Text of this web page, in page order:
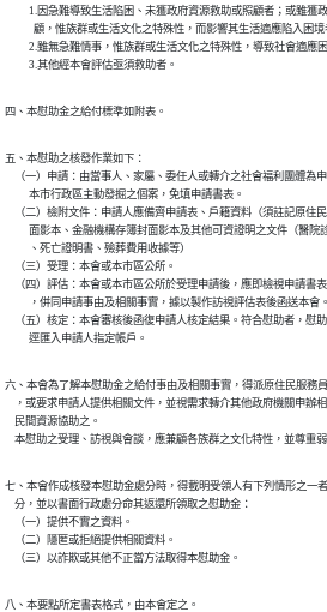
1.因急難導致生活陷困、未獲政府資源救助或照顧者；或雖
顧，惟族群或生活文化之特殊性，而影響其生活適應陷入困境
2.雖無急難情事，惟族群或生活文化之特殊性，導致社會適應
          3.其他經本會評估亟須救助者。
四、本慰助金之給付標準如附表。
五、本慰助之核發作業如下：
（一）申請：由當事人、家屬、委任人或轉介之社會福利團體為
          本市行政區主動發掘之個案，免填申請書表。
（二）檢附文件：申請人應備齊申請表、戶籍資料（須註記原住
面影本、金融機構存簿封面影本及其他可資證明之文件（醫
          、死亡證明書、殮葬費用收據等）
    （三）受理：本會或本市區公所。
（四）評估：本會或本市區公所於受理申請後，應即檢視申請書
          ，併同申請事由及相關事實，據以製作訪視評估表後函送本會。
（五）核定：本會審核後函復申請人核定結果。符合慰助者，慰
          逕匯入申請人指定帳戶。
六、本會為了解本慰助金之給付事由及相關事實，得派原住民服務
，或要求申請人提供相關文件，並視需求轉介其他政府機關申辦
    民間資源協助之。
本慰助之受理、訪視與會談，應兼顧各族群之文化特性，並尊重
七、本會作成核發本慰助金處分時，得載明受領人有下列情形之一
    分，並以書面行政處分命其返還所領取之慰助金：
    （一）提供不實之資料。
    （二）隱匿或拒絕提供相關資料。
    （三）以詐欺或其他不正當方法取得本慰助金。
八、本要點所定書表格式，由本會定之。